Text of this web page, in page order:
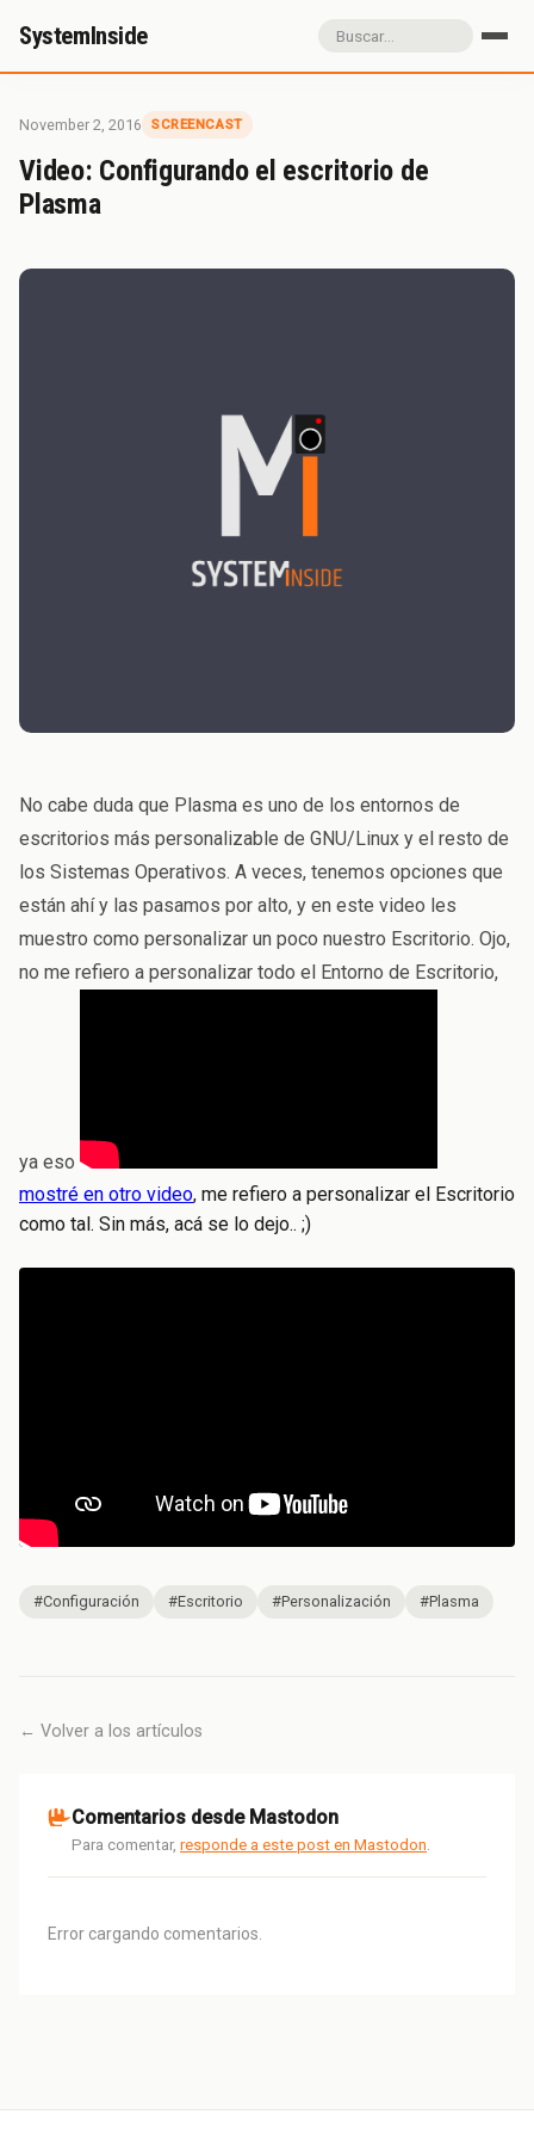
SystemInside
November 2, 2016 SCREENCAST
Video: Configurando el escritorio de
Plasma
No cabe duda que Plasma es uno de los entornos de
escritorios más personalizable de GNU/Linux y el resto de
los Sistemas Operativos. A veces, tenemos opciones que
están ahí y las pasamos por alto, y en este video les
muestro como personalizar un poco nuestro Escritorio. Ojo,
no me refiero a personalizar todo el Entorno de Escritorio,
ya eso
mostré en otro video, me refiero a personalizar el Escritorio
como tal. Sin más, acá se lo dejo.. ;)
#Configuración #Escritorio #Personalización #Plasma
← Volver a los artículos
Comentarios desde Mastodon
Para comentar, responde a este post en Mastodon
Error cargando comentarios.